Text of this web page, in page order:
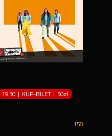
19:30 | KUP-BILET | 50zł
158